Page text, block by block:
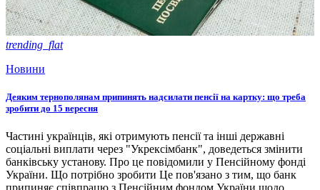
trending_flat
Новини
Деяким тернополянам припинять надсилати пенсії на картку: що треба
зробити до 15 вересня
Частині українців, які отримують пенсії та інші державні
соціальні виплати через "Укрексімбанк", доведеться змінити
банківську установу. Про це повідомили у Пенсійному фонді
України. Що потрібно зробити Це пов'язано з тим, що банк
припиняє співпрацю з Пенсійним фондом України щодо